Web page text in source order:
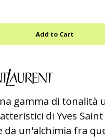
gamma di tonalità
di Yves
da un'alchimia fra